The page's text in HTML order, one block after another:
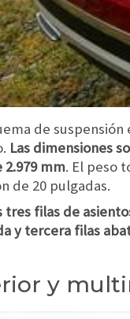
de
Las dimensiones
2.979 mm. El peso
de 20 pulgadas.
tres filas de
y tercera filas
y